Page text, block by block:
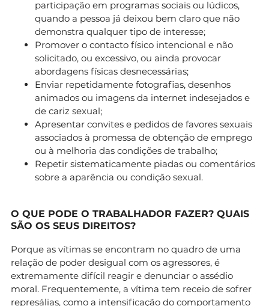
participação em programas sociais ou lúdicos,
quando a pessoa já deixou bem claro que não
demonstra qualquer tipo de interesse;
Promover o contacto físico intencional e não
solicitado, ou excessivo, ou ainda provocar
abordagens físicas desnecessárias;
Enviar repetidamente fotografias, desenhos
animados ou imagens da internet indesejados e
de cariz sexual;
Apresentar convites e pedidos de favores sexuais
associados à promessa de obtenção de emprego
ou à melhoria das condições de trabalho;
Repetir sistematicamente piadas ou comentários
sobre a aparência ou condição sexual.
O QUE PODE O TRABALHADOR FAZER? QUAIS
SÃO OS SEUS DIREITOS?
Porque as vítimas se encontram no quadro de uma
relação de poder desigual com os agressores, é
extremamente difícil reagir e denunciar o assédio
moral. Frequentemente, a vítima tem receio de sofrer
represálias, como a intensificação do comportamento